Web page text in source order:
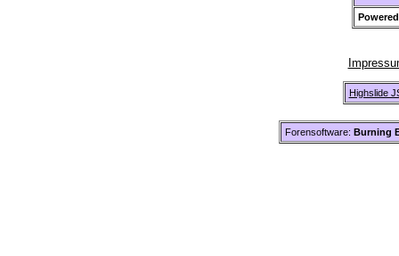
Highslide
Forensoftware: Burning